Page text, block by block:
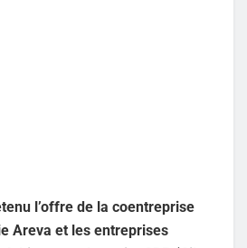
l’offre de la coentreprise
Areva et les entreprises